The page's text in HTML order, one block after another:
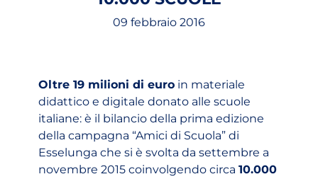
09 febbraio 2016
Oltre 19 milioni di euro in materiale
didattico e digitale donato alle scuole
italiane: è il bilancio della prima edizione
della campagna “Amici di Scuola” di
Esselunga che si è svolta da settembre a
novembre 2015 coinvolgendo circa10.000